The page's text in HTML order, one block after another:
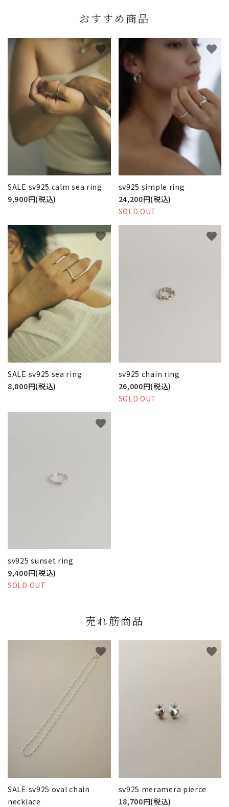
おすすめ商品
SALE sv925 calm sea ring
9,900円(税込)
favorite
sv925 simple ring
24,200円(税込)
SOLD OUT
favorite
SALE sv925 sea ring
8,800円(税込)
favorite
sv925 chain ring
26,000円(税込)
SOLD OUT
favorite
sv925 sunset ring
9,400円(税込)
SOLD OUT
favorite
売れ筋商品
SALE sv925 oval chain
necklace
favorite
sv925 meramera pierce
18,700円(税込)
favorite